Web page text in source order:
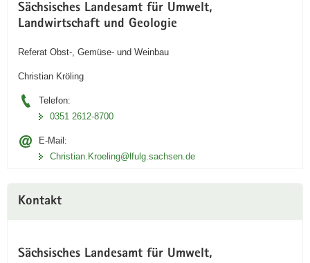
Sächsisches Landesamt für Umwelt,
Landwirtschaft und Geologie
Referat Obst-, Gemüse- und Weinbau
Christian Kröling
Telefon:
0351 2612-8700
E-Mail:
Christian.Kroeling@lfulg.sachsen.de
Kontakt
Sächsisches Landesamt für Umwelt,